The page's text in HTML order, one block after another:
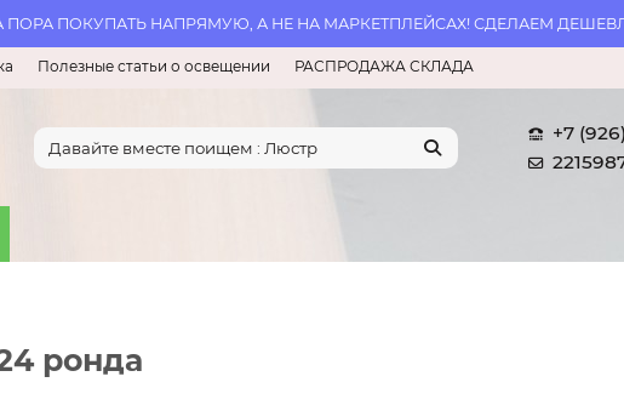
ПОКУПАТЬ НАПРЯМУЮ, А НЕ НА МАРКЕТПЛЕЙСАХ! СДЕЛАЕМ
Полезные статьи о освещении РАСПРОДАЖА СКЛАДА
+7
ронда